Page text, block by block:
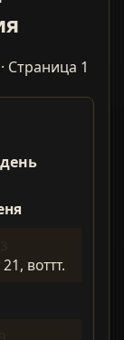
Страница 1
воттт.